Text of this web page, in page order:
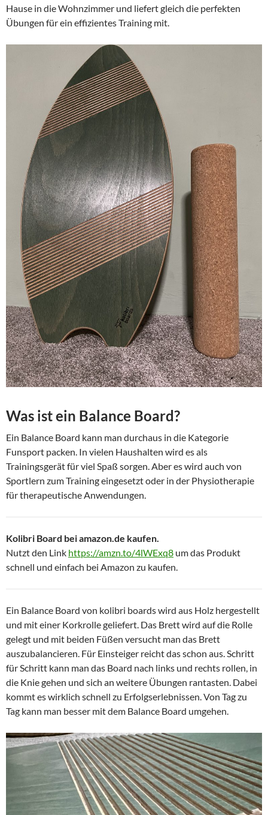
Hause in die Wohnzimmer und liefert gleich die perfekten
Übungen für ein effizientes Training mit.
Was ist ein Balance Board?
Ein Balance Board kann man durchaus in die Kategorie
Funsport packen. In vielen Haushalten wird es als
Trainingsgerät für viel Spaß sorgen. Aber es wird auch von
Sportlern zum Training eingesetzt oder in der Physiotherapie
für therapeutische Anwendungen.
Kolibri Board bei amazon.de kaufen.
Nutzt den Link https://amzn.to/4lWExq8 um das Produkt
schnell und einfach bei Amazon zu kaufen.
Ein Balance Board von kolibri boards wird aus Holz hergestellt
und mit einer Korkrolle geliefert. Das Brett wird auf die Rolle
gelegt und mit beiden Füßen versucht man das Brett
auszubalancieren. Für Einsteiger reicht das schon aus. Schritt
für Schritt kann man das Board nach links und rechts rollen, in
die Knie gehen und sich an weitere Übungen rantasten. Dabei
kommt es wirklich schnell zu Erfolgserlebnissen. Von Tag zu
Tag kann man besser mit dem Balance Board umgehen.